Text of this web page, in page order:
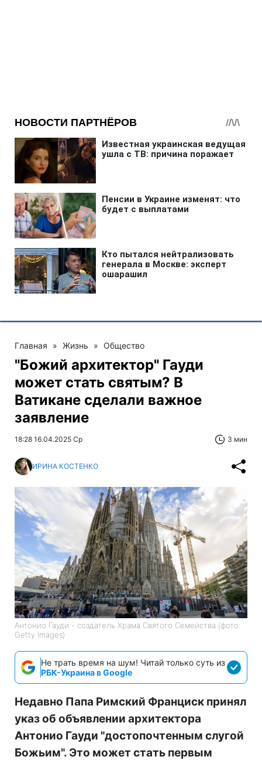
Главная » Жизнь » Общество
"Божий архитектор" Гауди
может стать святым? В
Ватикане сделали важное
заявление
18:28 16.04.2025 Ср 3 мин
ИРИНА КОСТЕНКО
Антонио Гауди - создатель Храма Святого Семейства (фото:
Getty Images)
Не трать время на шум! Читай только суть из
РБК-Украина в Google
Недавно Папа Римский Франциск принял
указ об объявлении архитектора
Антонио Гауди "достопочтенным слугой
Божьим". Это может стать первым